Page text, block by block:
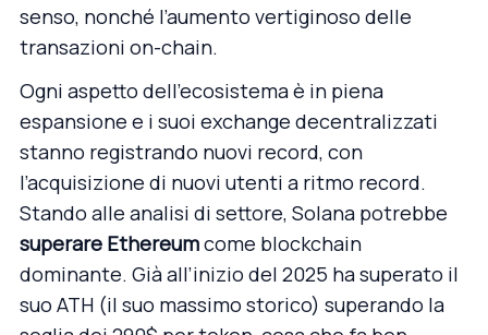
senso, nonché l’aumento vertiginoso delle
transazioni on-chain.
Ogni aspetto dell’ecosistema è in piena
espansione e i suoi exchange decentralizzati
stanno registrando nuovi record, con
l’acquisizione di nuovi utenti a ritmo record.
Stando alle analisi di settore, Solana potrebbe
superare Ethereumcome blockchain
dominante. Già all’inizio del 2025 ha superato il
suo ATH (il suo massimo storico) superando la